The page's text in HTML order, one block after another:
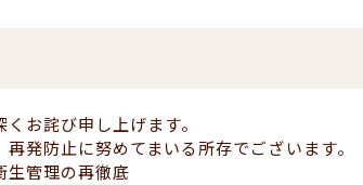
お詫び申し上げます。
発防止に努めてまいる所存でございます。
生管理の再徹底